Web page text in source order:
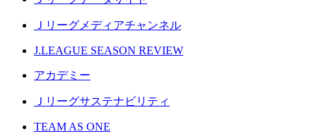
Ｊリーグメディアチャンネル
J.LEAGUE SEASON REVIEW
アカデミー
Ｊリーグサステナビリティ
TEAM AS ONE